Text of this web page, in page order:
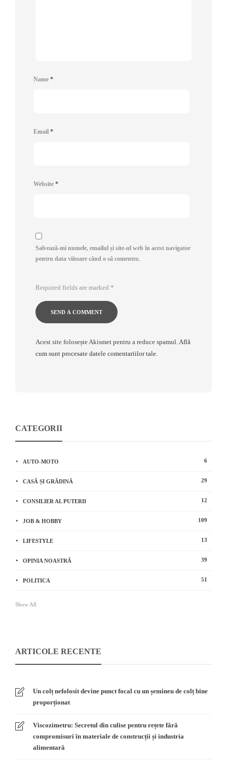
Name *
Email *
Website *
Salvează-mi numele, emailul și site-ul web în acest navigator
pentru data viitoare când o să comentez.
Required fields are marked *
Acest site folosește Akismet pentru a reduce spamul.Află
cum sunt procesate datele comentariilor tale.
CATEGORII
AUTO-MOTO 6
CASĂ ȘI GRĂDINĂ 29
CONSILIER AL PUTERII 12
JOB & HOBBY 109
LIFESTYLE 13
OPINIA NOASTRĂ 39
POLITICA 51
Show All
ARTICOLE RECENTE
Un colț nefolosit devine punct focal cu un șemineu de colț bine
proporționat
Viscozimetru: Secretul din culise pentru rețete fără
compromisuri în materiale de construcții și industria
alimentară